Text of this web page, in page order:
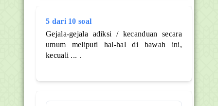
5 dari 10 soal
Gejala-gejala adiksi / kecanduan secara
umum meliputi hal-hal di bawah ini,
kecuali ... .